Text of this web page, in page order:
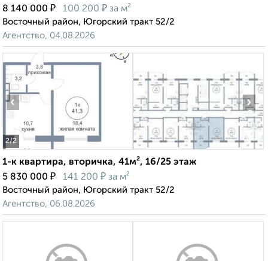
8 140 000 ₽ 100 200 ₽ за м²
Восточный район, Югорский тракт 52/2
Агентство, 04.08.2026
2/2
‹ ›
1-к квартира, вторичка, 41м², 16/25 этаж
5 830 000 ₽ 141 200 ₽ за м²
Восточный район, Югорский тракт 52/2
Агентство, 06.08.2026